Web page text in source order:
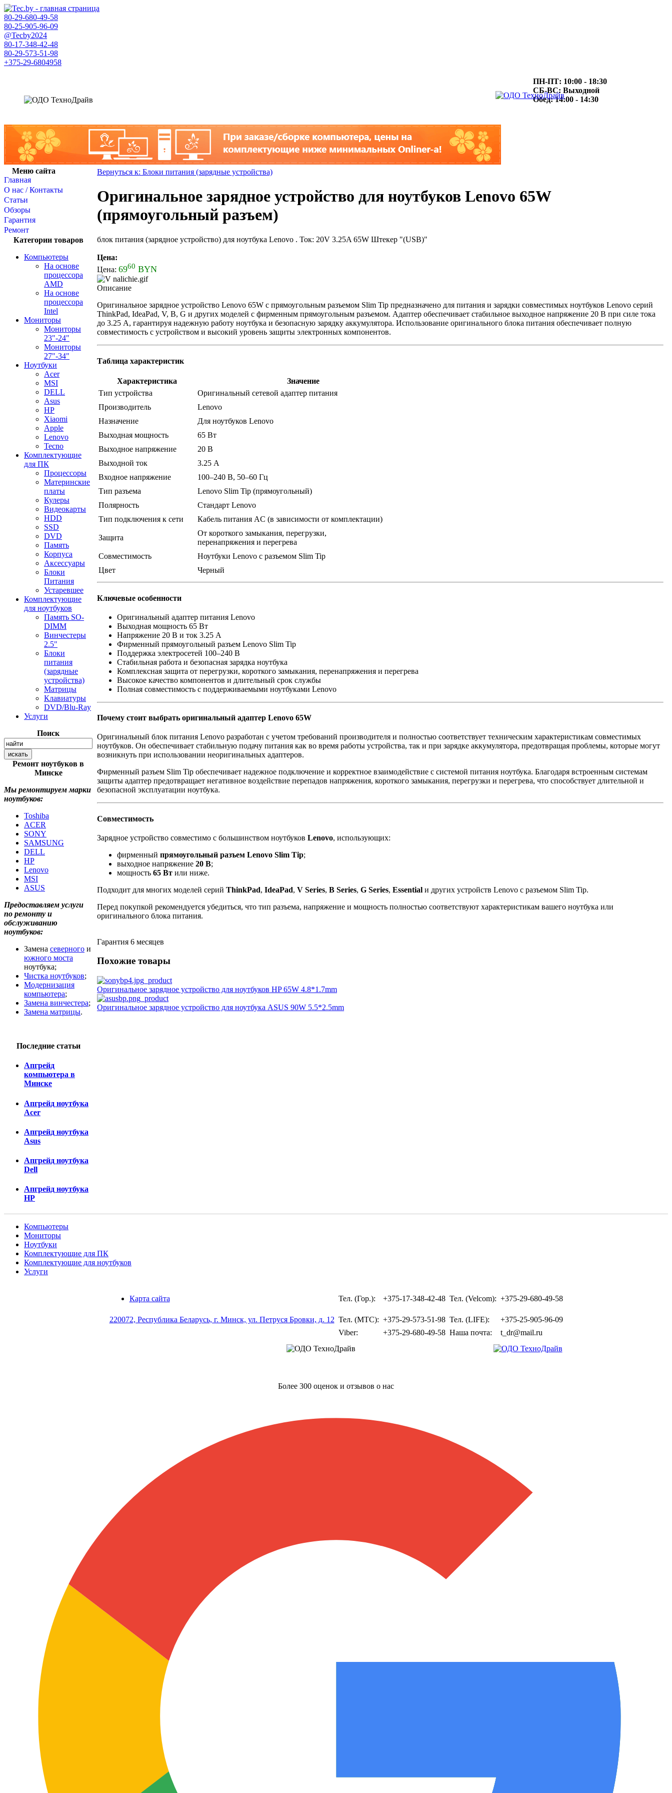
80-29-680-49-58
80-25-905-96-09
@Tecby2024
80-17-348-42-48
80-29-573-51-98
+375-29-6804958
ПН-ПТ: 10:00 - 18:30
СБ-ВС: Выходной
Обед: 14:00 - 14:30
Меню сайта
Главная
О нас / Контакты
Статьи
Обзоры
Гарантия
Ремонт
Категории товаров
Компьютеры
На основе
процессора
AMD
На основе
процессора
Intel
Мониторы
Мониторы
23"-24"
Мониторы
27"-34"
Ноутбуки
Acer
MSI
DELL
Asus
HP
Xiaomi
Apple
Lenovo
Tecno
Комплектующие
для ПК
Процессоры
Материнские
платы
Кулеры
Видеокарты
HDD
SSD
DVD
Память
Корпуса
Аксессуары
Блоки
Питания
Устаревшее
Комплектующие
для ноутбуков
Память SO-
DIMM
Винчестеры
2.5"
Блоки
питания
(зарядные
устройства)
Матрицы
Клавиатуры
DVD/Blu-Ray
Услуги
Поиск
Ремонт ноутбуков в
Минске
Мы ремонтируем марки
ноутбуков:
Toshiba
ACER
SONY
SAMSUNG
DELL
HP
Lenovo
MSI
ASUS
Предоставляем услуги
по ремонту и
обслуживанию
ноутбуков:
Замена северного и
южного моста
ноутбука;
Чистка ноутбуков;
Модернизация
компьютера;
Замена винчестера;
Замена матрицы.
Последние статьи
Апгрейд
компьютера в
Минске
Апгрейд ноутбука
Acer
Апгрейд ноутбука
Asus
Апгрейд ноутбука
Dell
Апгрейд ноутбука
HP
Вернуться к: Блоки питания (зарядные устройства)
Оригинальное зарядное устройство для ноутбуков Lenovo 65W
(прямоугольный разъем)
блок питания (зарядное устройство) для ноутбука Lenovo . Ток: 20V 3.25A 65W Штекер "(USB)"
Цена:
Цена: 6960 BYN
Описание
Оригинальное зарядное устройство Lenovo 65W с прямоугольным разъемом Slim Tip предназначено для питания и зарядки совместимых ноутбуков Lenovo серий
ThinkPad, IdeaPad, V, B, G и других моделей с фирменным прямоугольным разъемом. Адаптер обеспечивает стабильное выходное напряжение 20 В при силе тока
до 3.25 А, гарантируя надежную работу ноутбука и безопасную зарядку аккумулятора. Использование оригинального блока питания обеспечивает полную
совместимость с устройством и высокий уровень защиты электронных компонентов.
Таблица характеристик
Характеристика
Значение
Тип устройства
Оригинальный сетевой адаптер питания
Производитель
Lenovo
Назначение
Для ноутбуков Lenovo
Выходная мощность
65 Вт
Выходное напряжение
20 В
Выходной ток
3.25 А
Входное напряжение
100–240 В, 50–60 Гц
Тип разъема
Lenovo Slim Tip (прямоугольный)
Полярность
Стандарт Lenovo
Тип подключения к сети
Кабель питания AC (в зависимости от комплектации)
Защита
От короткого замыкания, перегрузки,
перенапряжения и перегрева
Совместимость
Ноутбуки Lenovo с разъемом Slim Tip
Цвет
Черный
Ключевые особенности
Оригинальный адаптер питания Lenovo
Выходная мощность 65 Вт
Напряжение 20 В и ток 3.25 А
Фирменный прямоугольный разъем Lenovo Slim Tip
Поддержка электросетей 100–240 В
Стабильная работа и безопасная зарядка ноутбука
Комплексная защита от перегрузки, короткого замыкания, перенапряжения и перегрева
Высокое качество компонентов и длительный срок службы
Полная совместимость с поддерживаемыми ноутбуками Lenovo
Почему стоит выбрать оригинальный адаптер Lenovo 65W
Оригинальный блок питания Lenovo разработан с учетом требований производителя и полностью соответствует техническим характеристикам совместимых
ноутбуков. Он обеспечивает стабильную подачу питания как во время работы устройства, так и при зарядке аккумулятора, предотвращая проблемы, которые могут
возникнуть при использовании неоригинальных адаптеров.
Фирменный разъем Slim Tip обеспечивает надежное подключение и корректное взаимодействие с системой питания ноутбука. Благодаря встроенным системам
защиты адаптер предотвращает негативное воздействие перепадов напряжения, короткого замыкания, перегрузки и перегрева, что способствует длительной и
безопасной эксплуатации ноутбука.
Совместимость
Зарядное устройство совместимо с большинством ноутбуков Lenovo, использующих:
фирменный прямоугольный разъем Lenovo Slim Tip;
выходное напряжение 20 В;
мощность 65 Вт или ниже.
Подходит для многих моделей серий ThinkPad, IdeaPad, V Series, B Series, G Series, Essential и других устройств Lenovo с разъемом Slim Tip.
Перед покупкой рекомендуется убедиться, что тип разъема, напряжение и мощность полностью соответствуют характеристикам вашего ноутбука или
оригинального блока питания.
Гарантия 6 месяцев
Похожие товары
Оригинальное зарядное устройство для ноутбуков HP 65W 4.8*1.7mm
Оригинальное зарядное устройство для ноутбука ASUS 90W 5.5*2.5mm
Компьютеры
Мониторы
Ноутбуки
Комплектующие для ПК
Комплектующие для ноутбуков
Услуги
Карта сайта Тел. (Гор.): +375-17-348-42-48 Тел. (Velcom): +375-29-680-49-58
220072, Республика Беларусь, г. Минск, ул. Петруся Бровки, д. 12 Тел. (МТС): +375-29-573-51-98 Тел. (LIFE):
+375-25-905-96-09
Viber:
+375-29-680-49-58 Наша почта: t_dr@mail.ru
Более 300 оценок и отзывов о нас